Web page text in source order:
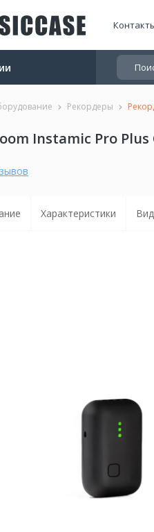
Рекордеры
Instamic Pro Plus
Характеристики